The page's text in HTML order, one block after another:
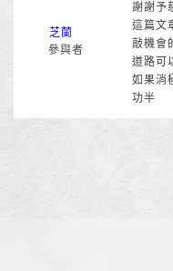
芝蘭
參與者
謝謝予
這篇文
敲機會
道路可
如果消
功半